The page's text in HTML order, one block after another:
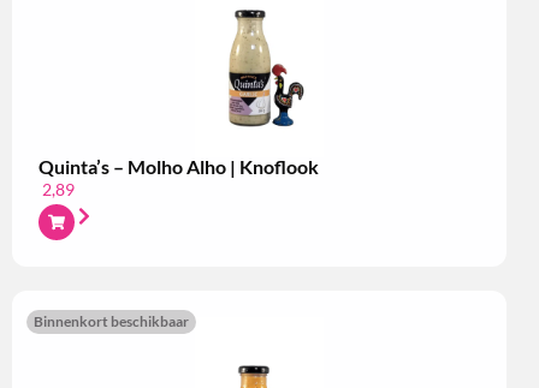
Quinta’s – Molho Alho | Knoflook
2,89
Binnenkort beschikbaar